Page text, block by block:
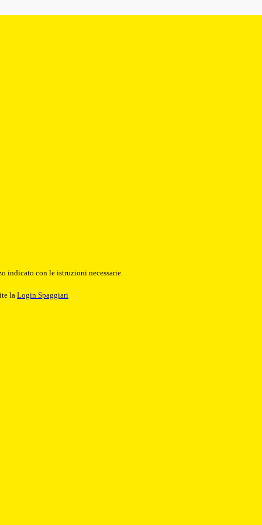
indicato con le istruzioni necessarie.
la Login Spaggiari